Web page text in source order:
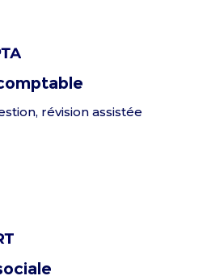
révision assistée